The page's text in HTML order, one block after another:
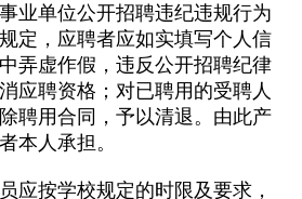
业单位公开招聘违纪违规行为
定，应聘者应如实填写个人信
弄虚作假，违反公开招聘纪律
应聘资格；对已聘用的受聘人
聘用合同，予以清退。由此产
本人承担。
应按学校规定的时限及要求，